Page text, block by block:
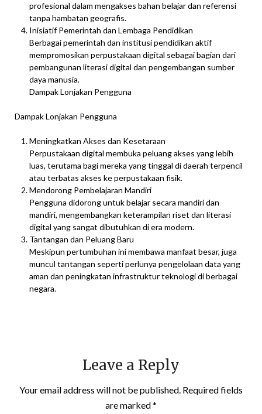
profesional dalam mengakses bahan belajar dan referensi
tanpa hambatan geografis.
Inisiatif Pemerintah dan Lembaga Pendidikan
Berbagai pemerintah dan institusi pendidikan aktif
mempromosikan perpustakaan digital sebagai bagian dari
pembangunan literasi digital dan pengembangan sumber
daya manusia.
Dampak Lonjakan Pengguna
Dampak Lonjakan Pengguna
Meningkatkan Akses dan Kesetaraan
Perpustakaan digital membuka peluang akses yang lebih
luas, terutama bagi mereka yang tinggal di daerah terpencil
atau terbatas akses ke perpustakaan fisik.
Mendorong Pembelajaran Mandiri
Pengguna didorong untuk belajar secara mandiri dan
mandiri, mengembangkan keterampilan riset dan literasi
digital yang sangat dibutuhkan di era modern.
Tantangan dan Peluang Baru
Meskipun pertumbuhan ini membawa manfaat besar, juga
muncul tantangan seperti perlunya pengelolaan data yang
aman dan peningkatan infrastruktur teknologi di berbagai
negara.
Leave a Reply
Your email address will not be published. Required fields
are marked*